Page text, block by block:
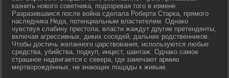
казнить нового советника, подозревая того в измене.
Разразившаяся после война сделала Роберта Старка, прямого
наследника Неда, потенциальным властителем. Однако
чувствуя слабину престола, власти жаждут другие претенденты,
включая агрессивных, диких соседей, дальних родственников.
Чтобы достичь желанного царствования, используются любые
средства, убийства, подкуп, инцест, шантаж. Однако самое
страшное надвигается с севера, где замечают армию
мертворождённых, не знающих пощады к живым.